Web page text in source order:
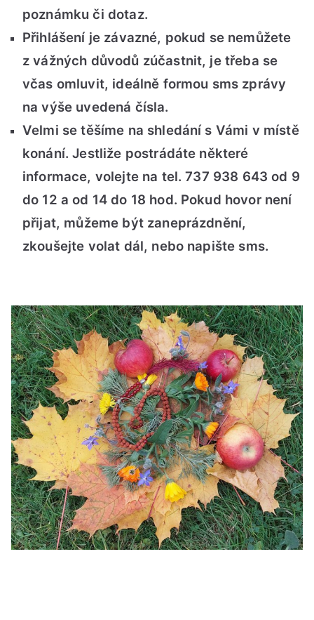
poznámku či dotaz.
Přihlášení je závazné, pokud se nemůžete
z vážných důvodů zúčastnit, je třeba se
včas omluvit, ideálně formou sms zprávy
na výše uvedená čísla.
Velmi se těšíme na shledání s Vámi v místě
konání. Jestliže postrádáte některé
informace, volejte na tel. 737 938 643 od 9
do 12 a od 14 do 18 hod. Pokud hovor není
přijat, můžeme být zaneprázdnění,
zkoušejte volat dál, nebo napište sms.